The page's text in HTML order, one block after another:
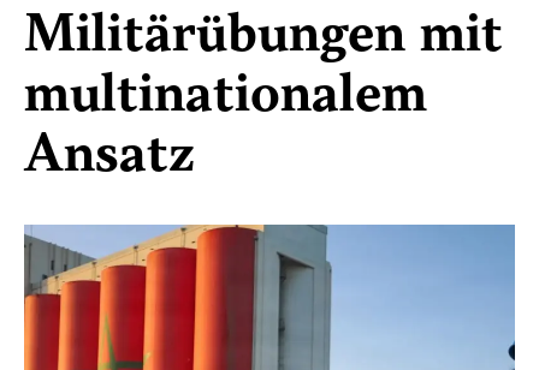
Militärübungen mit
multinationalem
Ansatz